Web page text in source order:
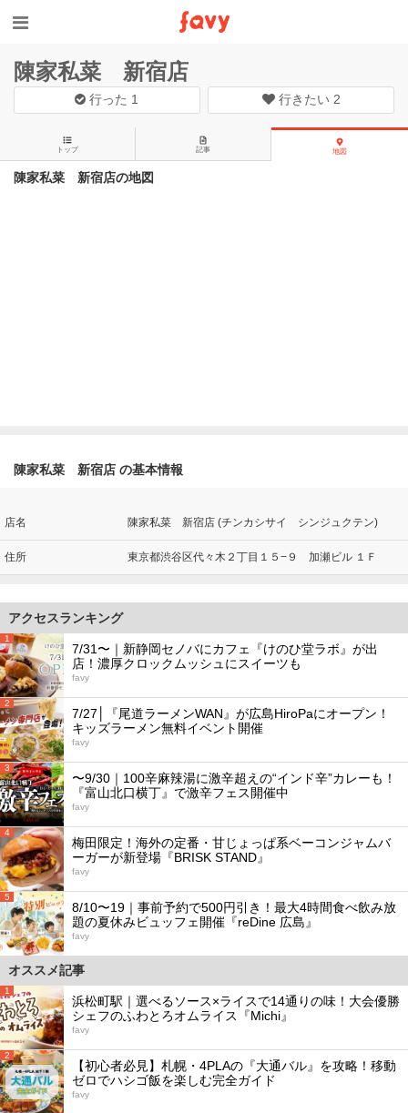
陳家私菜 新宿店
行った 1 行きたい 2
トップ 記事 地図
陳家私菜 新宿店の地図
陳家私菜 新宿店 の基本情報
店名 陳家私菜 新宿店 (チンカシサイ シンジュクテン)
住所 東京都渋谷区代々木２丁目１５−９ 加瀬ビル １Ｆ
アクセスランキング
1
7/31〜｜新静岡セノバにカフェ『けのひ堂ラボ』が出
店！濃厚クロックムッシュにスイーツも
favy
2
7/27│『尾道ラーメンWAN』が広島HiroPaにオープン！
キッズラーメン無料イベント開催
favy
3
〜9/30｜100辛麻辣湯に激辛超えの“インド辛”カレーも！
『富山北口横丁』で激辛フェス開催中
favy
4
梅田限定！海外の定番・甘じょっぱ系ベーコンジャムバ
ーガーが新登場『BRISK STAND』
favy
5
8/10〜19｜事前予約で500円引き！最大4時間食べ飲み放
題の夏休みビュッフェ開催『reDine 広島』
favy
オススメ記事
1
浜松町駅｜選べるソース×ライスで14通りの味！大会優勝
シェフのふわとろオムライス『Michi』
favy
2
【初心者必見】札幌・4PLAの『大通バル』を攻略！移動
ゼロでハシゴ飯を楽しむ完全ガイド
favy